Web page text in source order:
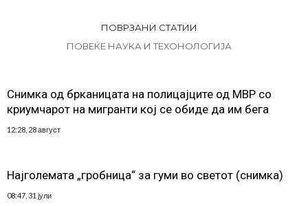
ПОВРЗАНИ СТАТИИ
ПОВЕЌЕ НАУКА И ТЕХОНОЛОГИЈА
Снимка од брканицата на полицајците од МВР со
криумчарот на мигранти кој се обиде да им бега
12:28, 28 август
Најголемата „гробница“ за гуми во светот (снимка)
08:47, 31 јули